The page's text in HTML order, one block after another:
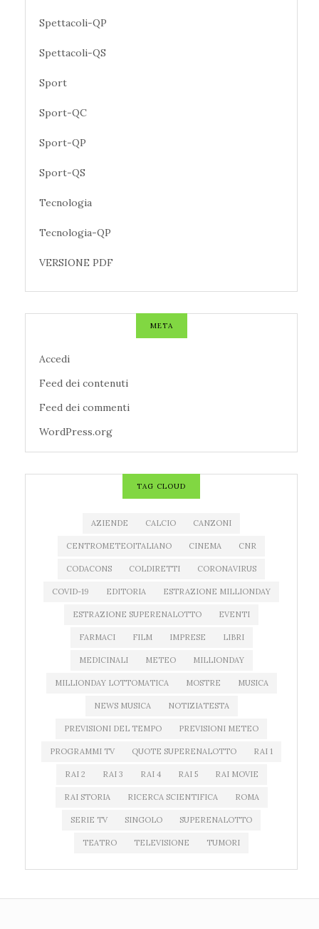
Spettacoli-QP
Spettacoli-QS
Sport
Sport-QC
Sport-QP
Sport-QS
Tecnologia
Tecnologia-QP
VERSIONE PDF
META
Accedi
Feed dei contenuti
Feed dei commenti
WordPress.org
TAG CLOUD
AZIENDE CALCIO CANZONI
CENTROMETEOITALIANO CINEMA CNR
CODACONS COLDIRETTI CORONAVIRUS
COVID-19 EDITORIA ESTRAZIONE MILLIONDAY
ESTRAZIONE SUPERENALOTTO EVENTI
FARMACI FILM IMPRESE LIBRI
MEDICINALI METEO MILLIONDAY
MILLIONDAY LOTTOMATICA MOSTRE MUSICA
NEWS MUSICA NOTIZIATESTA
PREVISIONI DEL TEMPO PREVISIONI METEO
PROGRAMMI TV QUOTE SUPERENALOTTO RAI 1
RAI 2 RAI 3 RAI 4 RAI 5 RAI MOVIE
RAI STORIA RICERCA SCIENTIFICA ROMA
SERIE TV SINGOLO SUPERENALOTTO
TEATRO TELEVISIONE TUMORI